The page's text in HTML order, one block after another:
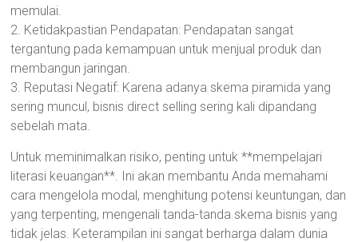
memulai.
2. Ketidakpastian Pendapatan: Pendapatan sangat
tergantung pada kemampuan untuk menjual produk dan
membangun jaringan.
3. Reputasi Negatif: Karena adanya skema piramida yang
sering muncul, bisnis direct selling sering kali dipandang
sebelah mata.
Untuk meminimalkan risiko, penting untuk **mempelajari
literasi keuangan**. Ini akan membantu Anda memahami
cara mengelola modal, menghitung potensi keuntungan, dan
yang terpenting, mengenali tanda-tanda skema bisnis yang
tidak jelas. Keterampilan ini sangat berharga dalam dunia